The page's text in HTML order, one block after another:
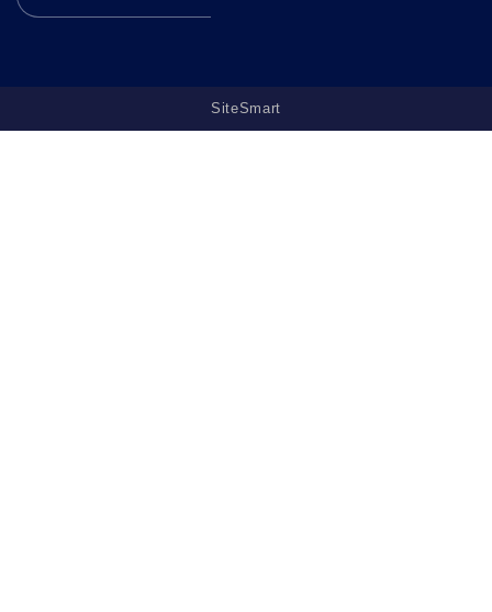
SiteSmart